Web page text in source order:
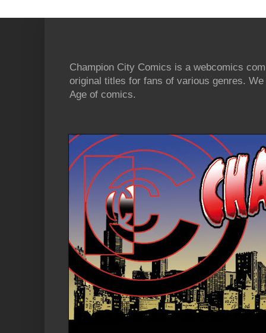
Champion City Comics is a webcomics
original titles for fans of various genres.
Age of comics.